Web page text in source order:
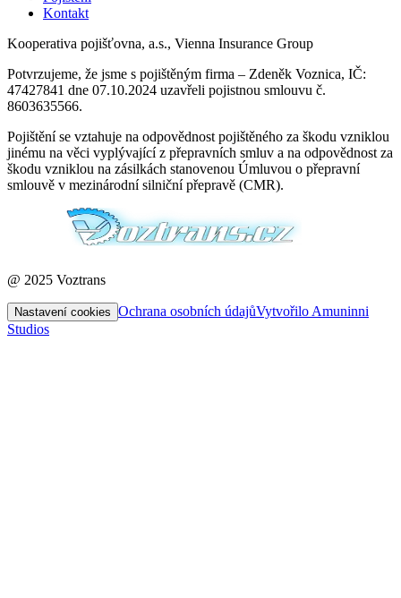
Kontakt
Kooperativa pojišťovna, a.s., Vienna Insurance Group
Potvrzujeme, že jsme s pojištěným firma – Zdeněk Voznica, IČ:
47427841 dne 07.10.2024 uzavřeli pojistnou smlouvu č.
8603635566.
Pojištění se vztahuje na odpovědnost pojištěného za škodu vzniklou
jinému na věci vyplývající z přepravních smluv a na odpovědnost za
škodu vzniklou na zásilkách stanovenou Úmluvou o přepravní
smlouvě v mezinárodní silniční přepravě (CMR).
@ 2025 Voztrans
Nastavení cookies Ochrana osobních údajůVytvořilo Amuninni
Studios